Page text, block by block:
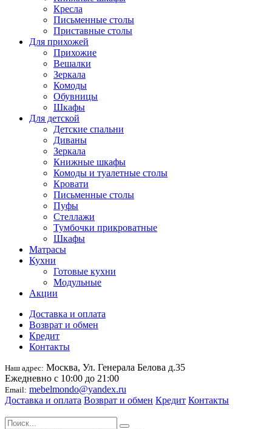
Кресла
Письменные столы
Приставные столы
Для прихожей
Прихожие
Вешалки
Зеркала
Комоды
Обувницы
Шкафы
Для детской
Детские спальни
Диваны
Зеркала
Книжные шкафы
Комоды и туалетные столы
Кровати
Письменные столы
Пуфы
Стеллажи
Тумбочки прикроватные
Шкафы
Матрасы
Кухни
Готовые кухни
Модульные
Акции
Доставка и оплата
Возврат и обмен
Кредит
Контакты
Наш адрес: Москва, Ул. Генерала Белова д.35
Ежедневно с 10:00 до 21:00
Email: mebelmondo@yandex.ru
Доставка и оплата Возврат и обмен Кредит Контакты